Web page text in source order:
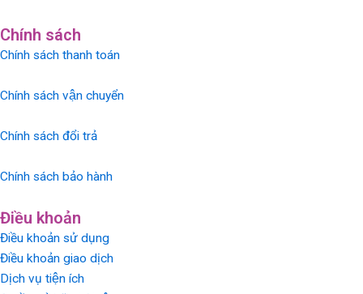
Chính sách
Chính sách thanh toán
Chính sách vận chuyển
Chính sách đổi trả
Chính sách bảo hành
Điều khoản
Điều khoản sử dụng
Điều khoản giao dịch
Dịch vụ tiện ích